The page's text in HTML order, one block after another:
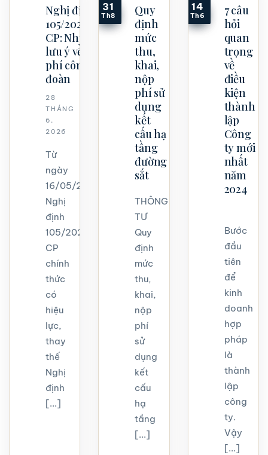
Nghị định
105/2026/NĐ-
CP: Những
lưu ý về kinh
phí công
đoàn
28
THÁNG
6,
2026
Từ
ngày
16/05/2026,
Nghị
định
105/2026/NĐ-
CP
chính
thức
có
hiệu
lực,
thay
thế
Nghị
định
[...]
Quy
định
mức
thu,
khai,
nộp
phí sử
dụng
kết
cấu hạ
tầng
đường
sắt
THÔNG
TƯ
Quy
định
mức
thu,
khai,
nộp
phí
sử
dụng
kết
cấu
hạ
tầng
[...]
31
Th8
7 câu
hỏi
quan
trọng
về
điều
kiện
thành
lập
Công
ty mới
nhất
năm
2024
Bước
đầu
tiên
để
kinh
doanh
hợp
pháp
là
thành
lập
công
ty.
Vậy
[...]
14
Th6